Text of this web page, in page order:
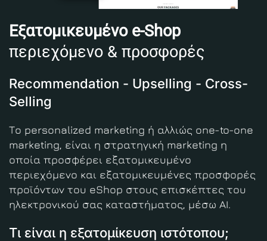
Εξατομικευμένο e-Shop
περιεχόμενο & προσφορές
Recommendation - Upselling - Cross-
Selling
Το personalized marketing ή αλλιώς one-to-one
marketing, είναι η στρατηγική marketing η
οποία προσφέρει εξατομικευμένο
περιεχόμενο και εξατομικευμένες προσφορές
προϊόντων του eShop στους επισκέπτες του
ηλεκτρονικού σας καταστήματος, μέσω ΑΙ.
Τι είναι η εξατομίκευση ιστότοπου;